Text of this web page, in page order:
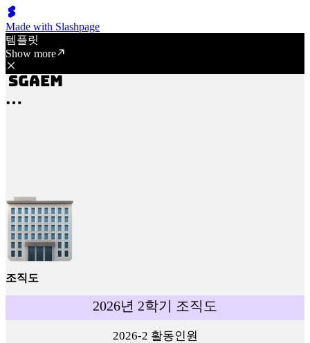
Made with Slashpage
템플릿
Show more
조직도
2026년 2학기 조직도
2026-2 활동인원